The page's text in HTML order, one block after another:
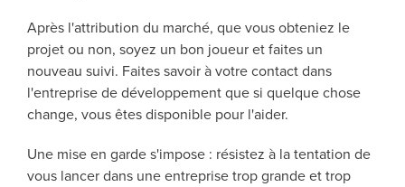
Après l'attribution du marché, que vous obteniez le
projet ou non, soyez un bon joueur et faites un
nouveau suivi. Faites savoir à votre contact dans
l'entreprise de développement que si quelque chose
change, vous êtes disponible pour l'aider.
Une mise en garde s'impose : résistez à la tentation de
vous lancer dans une entreprise trop grande et trop